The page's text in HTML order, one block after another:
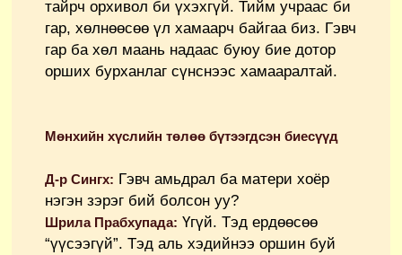
тайрч орхивол би үхэхгүй. Тийм учраас би
гар, хөлнөөсөө үл хамаарч байгаа биз. Гэвч
гар ба хөл маань надаас буюу бие дотор
орших бурханлаг сүнснээс хамааралтай.
Мөнхийн хүслийн төлөө бүтээгдсэн биесүүд
Д-р Сингх: Гэвч амьдрал ба матери хоёр
нэгэн зэрэг бий болсон уу?
Шрила Прабхупада: Үгүй. Тэд ердөөсөө
“үүсээгүй”. Тэд аль хэдийнээ оршин буй